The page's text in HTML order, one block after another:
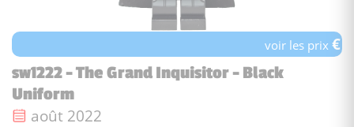
voir les prix€
sw1222 - The Grand Inquisitor - Black
Uniform
Date de sortie :
août 2022